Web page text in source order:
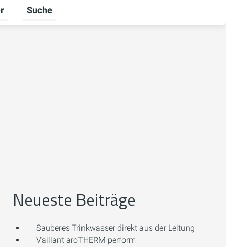
für Unternehmen umschalten
Untermenü für Ratgeber umschalten
Suche
Neueste Beiträge
Sauberes Trinkwasser direkt aus der Leitung
Vaillant aroTHERM perform